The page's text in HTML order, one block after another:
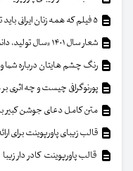
شعار سال ۱۴۰۱ «سال تولید، دانش‌بنیان و اشتغال‌آفرین»
رنگ چشم هایتان درباره شما
پورنوگرافی چیست و چه اثری
متن کامل دعای جوشن کبیر
قالب زیبای پاورپوینت برای
قالب پاورپوینت کادر دار زیبا